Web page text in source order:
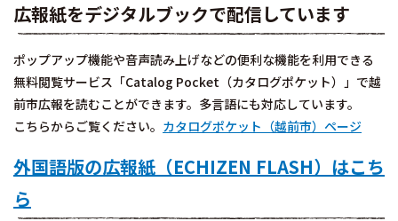
広報紙をデジタルブックで配信しています
ポップアップ機能や音声読み上げなどの便利な機能を利用できる
無料閲覧サービス「Catalog Pocket（カタログポケット）」で越
前市広報を読むことができます。多言語にも対応しています。
こちらからご覧ください。 カタログポケット（越前市）ページ
外国語版の広報紙（ECHIZEN FLASH）はこち
ら